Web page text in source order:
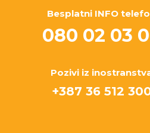
Besplatni INFO
080 02 03
Pozivi iz
+387 36 512